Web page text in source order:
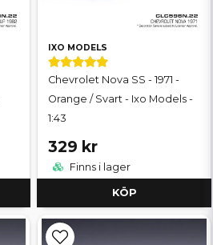
IXO MODELS
Chevrolet Nova SS - 1971 -
Orange / Svart - Ixo Models -
1:43
329 kr
Finns i lager
KÖP